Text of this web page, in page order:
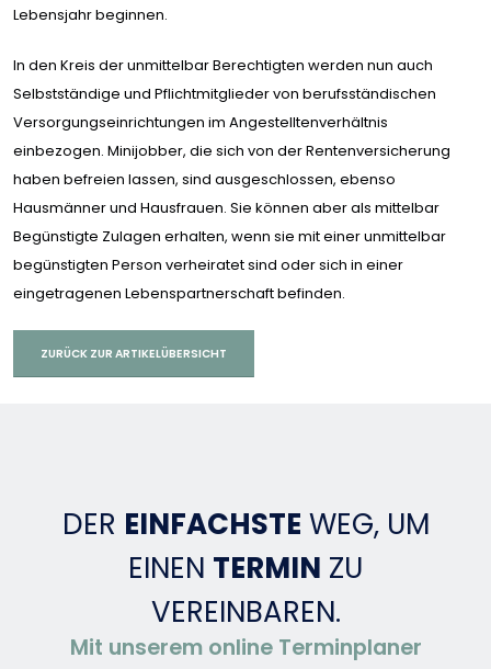
Lebensjahr beginnen.
In den Kreis der unmittelbar Berechtigten werden nun auch
Selbstständige und Pflichtmitglieder von berufsständischen
Versorgungseinrichtungen im Angestelltenverhältnis
einbezogen. Minijobber, die sich von der Rentenversicherung
haben befreien lassen, sind ausgeschlossen, ebenso
Hausmänner und Hausfrauen. Sie können aber als mittelbar
Begünstigte Zulagen erhalten, wenn sie mit einer unmittelbar
begünstigten Person verheiratet sind oder sich in einer
eingetragenen Lebenspartnerschaft befinden.
ZURÜCK ZUR ARTIKELÜBERSICHT
DER EINFACHSTE WEG, UM
EINEN TERMIN ZU
VEREINBAREN.
Mit unserem online Terminplaner